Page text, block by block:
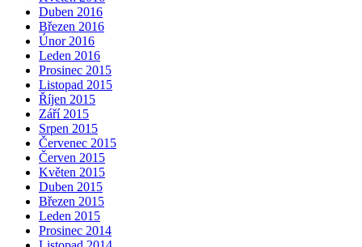
Duben 2016
Březen 2016
Únor 2016
Leden 2016
Prosinec 2015
Listopad 2015
Říjen 2015
Září 2015
Srpen 2015
Červenec 2015
Červen 2015
Květen 2015
Duben 2015
Březen 2015
Leden 2015
Prosinec 2014